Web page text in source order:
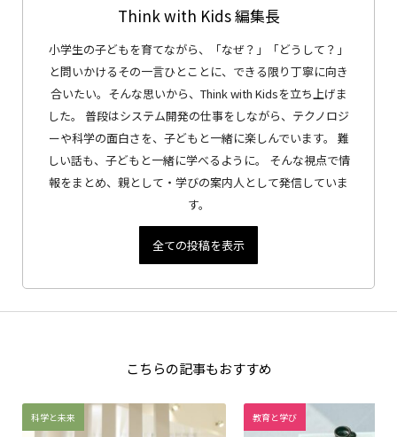
Think with Kids 編集長
小学生の子どもを育てながら、「なぜ？」「どうして？」
と問いかけるその一言ひとことに、できる限り丁寧に向き
合いたい。そんな思いから、Think with Kidsを立ち上げま
した。 普段はシステム開発の仕事をしながら、テクノロジ
ーや科学の面白さを、子どもと一緒に楽しんでいます。 難
しい話も、子どもと一緒に学べるように。 そんな視点で情
報をまとめ、親として・学びの案内人として発信していま
す。
全ての投稿を表示
こちらの記事もおすすめ
科学と未来 教育と学び